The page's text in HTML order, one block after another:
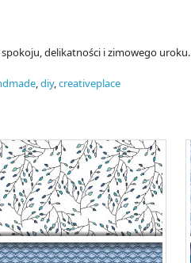
delikatności i zimowego uroku.
diy, creativeplace